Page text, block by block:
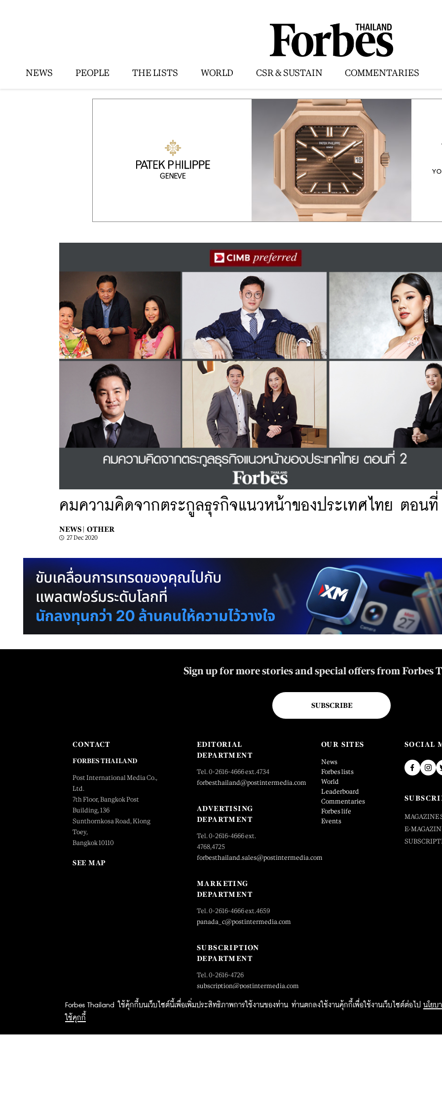
NEWS PEOPLE THE LISTS WORLD CSR & SUSTAIN COMMENTARIES
คมความคิดจากตระกูลธุรกิจแนวหน้าของประเทศไทย ตอนที่
NEWS | OTHER
27 Dec 2020
Forbes Thailand ใช้คุ้กกี้บนเว็บไซต์นี้เพื่อเพิ่มประสิทธิภาพการใช้งานของท่าน ท่านตกลงใช้งานคุ้กกี้เพื่อใช้งานเว็บไซต์ต่อไป
นโยบ
ใช้คุกกี้
Sign up for more stories and special offers from Forbes
SUBSCRIBE
CONTACT
FORBES THAILAND
Post International Media Co.,
Ltd.
7th Floor, Bangkok Post
Building, 136
Sunthornkosa Road, Klong
Toey,
Bangkok 10110
SEE MAP
EDITORIAL
DEPARTMENT
Tel. 0-2616-4666 ext.4734
forbesthailand@postintermedia.com
ADVERTISING
DEPARTMENT
Tel. 0-2616-4666 ext.
4768,4725
forbesthailand.sales@postintermedia.com
MARKETING
DEPARTMENT
Tel. 0-2616-4666 ext.4659
panada_c@postintermedia.com
SUBSCRIPTION
DEPARTMENT
Tel. 0-2616-4726
subscription@postintermedia.com
OUR SITES
News
Forbes lists
World
Leaderboard
Commentaries
Forbes life
Events
SOCIAL
MAGAZINE
E-